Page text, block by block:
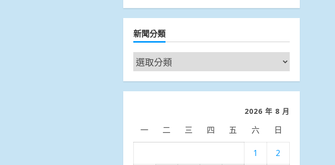
新聞分類
新
聞
分
2026 年 8 月
一 二 三 四 五 六 日
1 2